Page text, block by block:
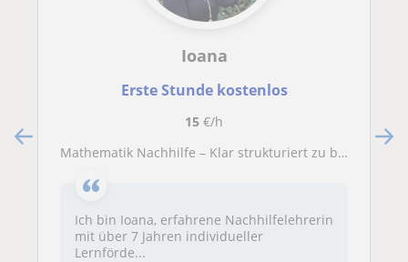
Ioana
Erste Stunde kostenlos
15 €/h
Mathematik Nachhilfe – Klar strukturiert zu besseren Noten
Ich bin Ioana, erfahrene Nachhilfelehrerin
mit über 7 Jahren individueller
Lernförde...